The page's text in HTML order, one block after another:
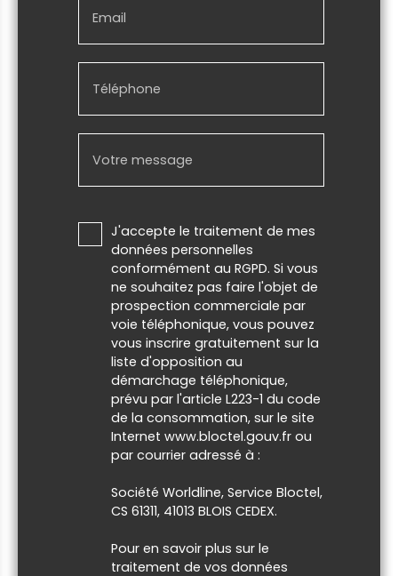
Email
Téléphone
Votre message
J'accepte le traitement de mes
données personnelles
conformément au RGPD. Si vous
ne souhaitez pas faire l'objet de
prospection commerciale par
voie téléphonique, vous pouvez
vous inscrire gratuitement sur la
liste d'opposition au
démarchage téléphonique,
prévu par l'article L223-1 du code
de la consommation, sur le site
Internet www.bloctel.gouv.fr ou
par courrier adressé à :
Société Worldline, Service Bloctel,
CS 61311, 41013 BLOIS CEDEX.
Pour en savoir plus sur le
traitement de vos données